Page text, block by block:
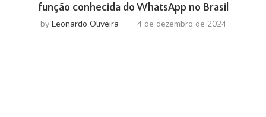
função conhecida do WhatsApp no Brasil
by Leonardo Oliveira 4 de dezembro de 2024